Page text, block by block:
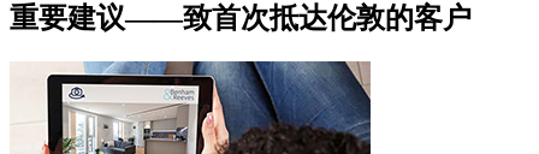
重要建议——致首次抵达伦敦的客户